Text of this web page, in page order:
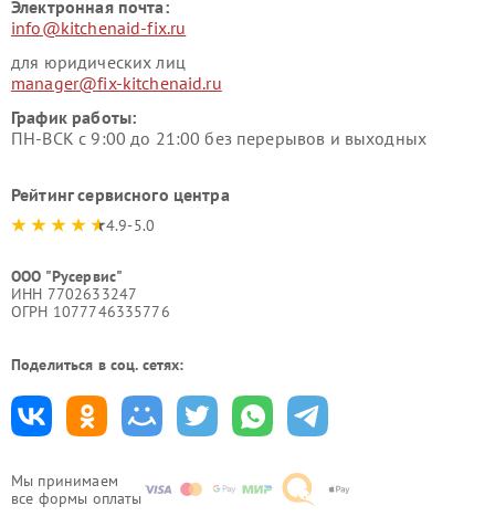
Мы принимаем
все формы оплаты
Электронная почта:
info@kitchenaid-fix.ru
для юридических лиц
manager@fix-kitchenaid.ru
График работы:
ПН-ВСК с 9:00 до 21:00 без перерывов и выходных
Рейтинг сервисного центра
4.9-5.0
ООО "Русервис"
ИНН 7702633247
ОГРН 1077746335776
Поделиться в соц. сетях: